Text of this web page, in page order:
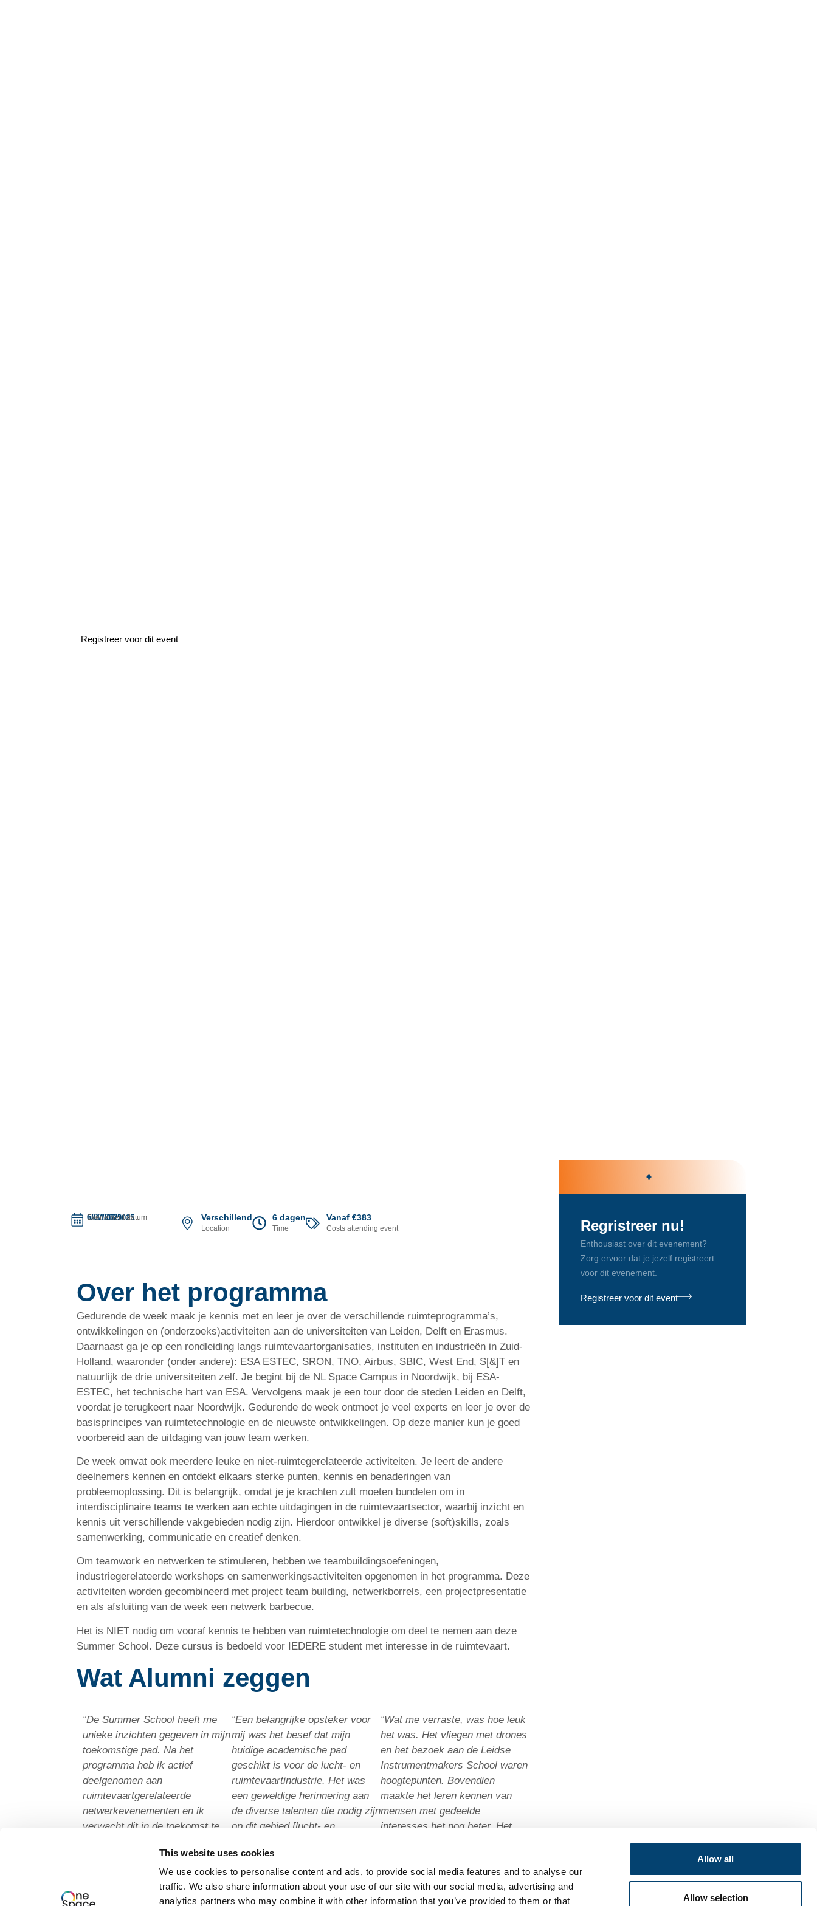
This website uses cookies
We use cookies to personalise content and ads, to provide social media features and to analyse our
traffic. We also share information about your use of our site with our social media, advertising and
analytics partners who may combine it with other information that you’ve provided to them or that
Allow all
Allow selection
Registreer voor dit event
6/07/2025
tot11/07/2025
Evenement datum Verschillend
Location
6 dagen
Time
Vanaf €383
Costs attending event
Over het programma
Gedurende de week maak je kennis met en leer je over de verschillende ruimteprogramma’s,
ontwikkelingen en (onderzoeks)activiteiten aan de universiteiten van Leiden, Delft en Erasmus.
Daarnaast ga je op een rondleiding langs ruimtevaartorganisaties, instituten en industrieën in Zuid-
Holland, waaronder (onder andere): ESA ESTEC, SRON, TNO, Airbus, SBIC, West End, S[&]T en
natuurlijk de drie universiteiten zelf. Je begint bij de NL Space Campus in Noordwijk, bij ESA-
ESTEC, het technische hart van ESA. Vervolgens maak je een tour door de steden Leiden en Delft,
voordat je terugkeert naar Noordwijk. Gedurende de week ontmoet je veel experts en leer je over de
basisprincipes van ruimtetechnologie en de nieuwste ontwikkelingen. Op deze manier kun je goed
voorbereid aan de uitdaging van jouw team werken.
De week omvat ook meerdere leuke en niet-ruimtegerelateerde activiteiten. Je leert de andere
deelnemers kennen en ontdekt elkaars sterke punten, kennis en benaderingen van
probleemoplossing. Dit is belangrijk, omdat je je krachten zult moeten bundelen om in
interdisciplinaire teams te werken aan echte uitdagingen in de ruimtevaartsector, waarbij inzicht en
kennis uit verschillende vakgebieden nodig zijn. Hierdoor ontwikkel je diverse (soft)skills, zoals
samenwerking, communicatie en creatief denken.
Om teamwork en netwerken te stimuleren, hebben we teambuildingsoefeningen,
industriegerelateerde workshops en samenwerkingsactiviteiten opgenomen in het programma. Deze
activiteiten worden gecombineerd met project team building, netwerkborrels, een projectpresentatie
en als afsluiting van de week een netwerk barbecue.
Het is NIET nodig om vooraf kennis te hebben van ruimtetechnologie om deel te nemen aan deze
Summer School. Deze cursus is bedoeld voor IEDERE student met interesse in de ruimtevaart.
Wat Alumni zeggen
“De Summer School heeft me
unieke inzichten gegeven in mijn
toekomstige pad. Na het
programma heb ik actief
deelgenomen aan
ruimtevaartgerelateerde
netwerkevenementen en ik
verwacht dit in de toekomst te
slechts het begin is van mijn
reis in dit vakgebied.”
– Stefan, HR Management
“Een belangrijke opsteker voor
mij was het besef dat mijn
huidige academische pad
geschikt is voor de lucht- en
ruimtevaartindustrie. Het was
een geweldige herinnering aan
de diverse talenten die nodig zijn
op dit gebied [lucht- en
advocaten en nog veel meer!”
– Francesca, Space Engineering
TU Delft
“Wat me verraste, was hoe leuk
het was. Het vliegen met drones
en het bezoek aan de Leidse
Instrumentmakers School waren
hoogtepunten. Bovendien
maakte het leren kennen van
mensen met gedeelde
interesses het nog beter. Het
marketing en business.”
– Felix, Leidse
Regristreer nu!
Enthousiast over dit evenement?
Zorg ervoor dat je jezelf registreert
voor dit evenement.
Registreer voor dit event